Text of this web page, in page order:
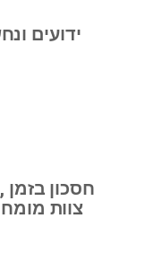
ידועים
חסכון
צוות